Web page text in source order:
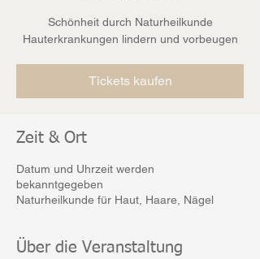
Schönheit durch Naturheilkunde
Hauterkrankungen lindern und vorbeugen
Tickets kaufen
Zeit & Ort
Datum und Uhrzeit werden
bekanntgegeben
Naturheilkunde für Haut, Haare, Nägel
Über die Veranstaltung